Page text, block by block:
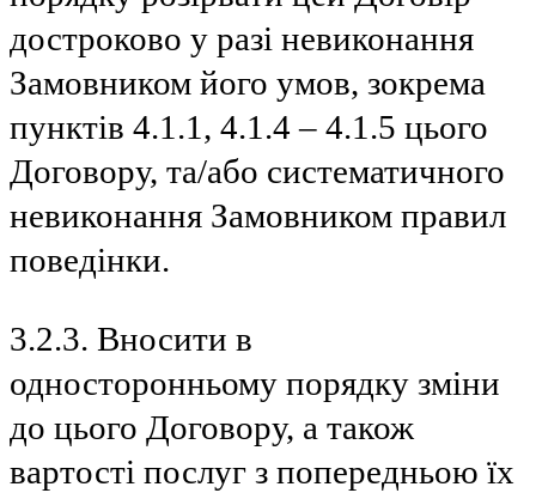
достроково у разі невиконання
Замовником його умов, зокрема
пунктів 4.1.1, 4.1.4 – 4.1.5 цього
Договору, та/або систематичного
невиконання Замовником правил
поведінки.
3.2.3. Вносити в
односторонньому порядку зміни
до цього Договору, а також
вартості послуг з попередньою їх